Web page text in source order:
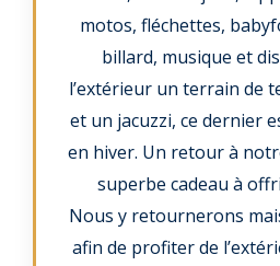
motos, fléchettes,
billard, musique et
l’extérieur un terrain de
et un jacuzzi, ce dernier
en hiver. Un retour à
superbe cadeau à
Nous y retournerons
afin de profiter de